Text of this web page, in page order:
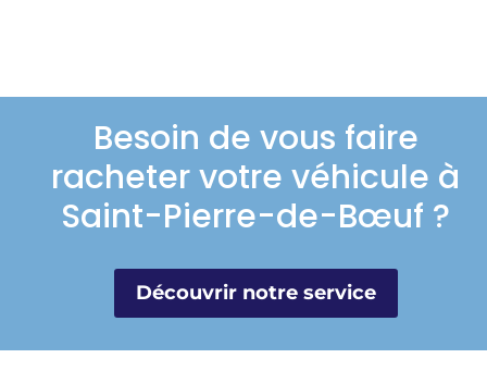
Besoin de vous faire
racheter votre véhicule à
Saint-Pierre-de-Bœuf ?
Découvrir notre service